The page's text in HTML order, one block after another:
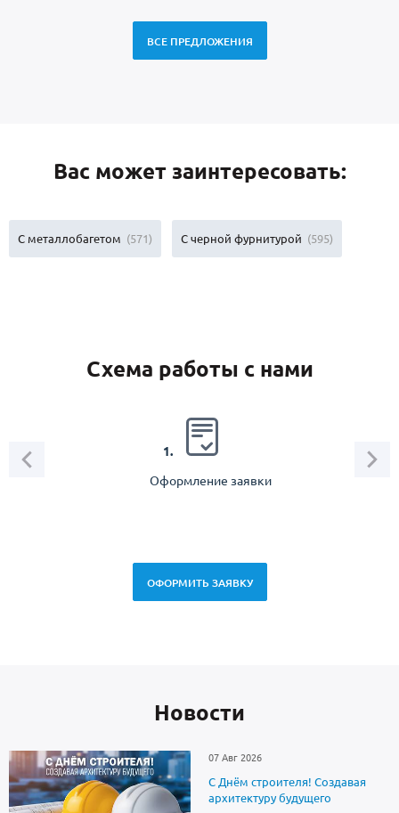
ВСЕ ПРЕДЛОЖЕНИЯ
Вас может заинтересовать:
С металлобагетом (571) С черной фурнитурой (595)
Схема работы с нами
1.
Оформление заявки
ОФОРМИТЬ ЗАЯВКУ
Новоcти
07 Авг 2026
С Днём строителя! Создавая
архитектуру будущего